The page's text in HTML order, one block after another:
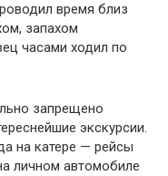
время близ
запахом
часами ходил по
запрещено
экскурсии.
на катере — рейсы
личном автомобиле